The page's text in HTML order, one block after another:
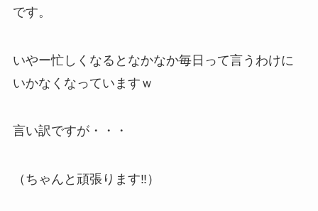
です。
いやー忙しくなるとなかなか毎日って言うわけに
いかなくなっていますｗ
言い訳ですが・・・
（ちゃんと頑張ります‼）